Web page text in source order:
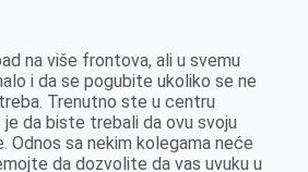
na više frontova, ali u svemu
i da se pogubite ukoliko se ne
Trenutno ste u centru
je da biste trebali da ovu svoju
Odnos sa nekim kolegama neće
da dozvolite da vas uvuku u